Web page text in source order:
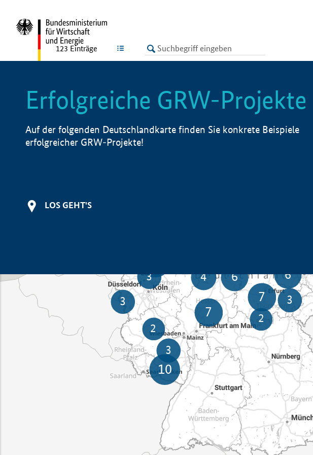
LISTE
123 Einträge
Erfolgreiche GRW-Projekte
Auf der folgenden Deutschlandkarte finden Sie konkrete Beispiele
erfolgreicher GRW-Projekte!
LOS GEHT'S